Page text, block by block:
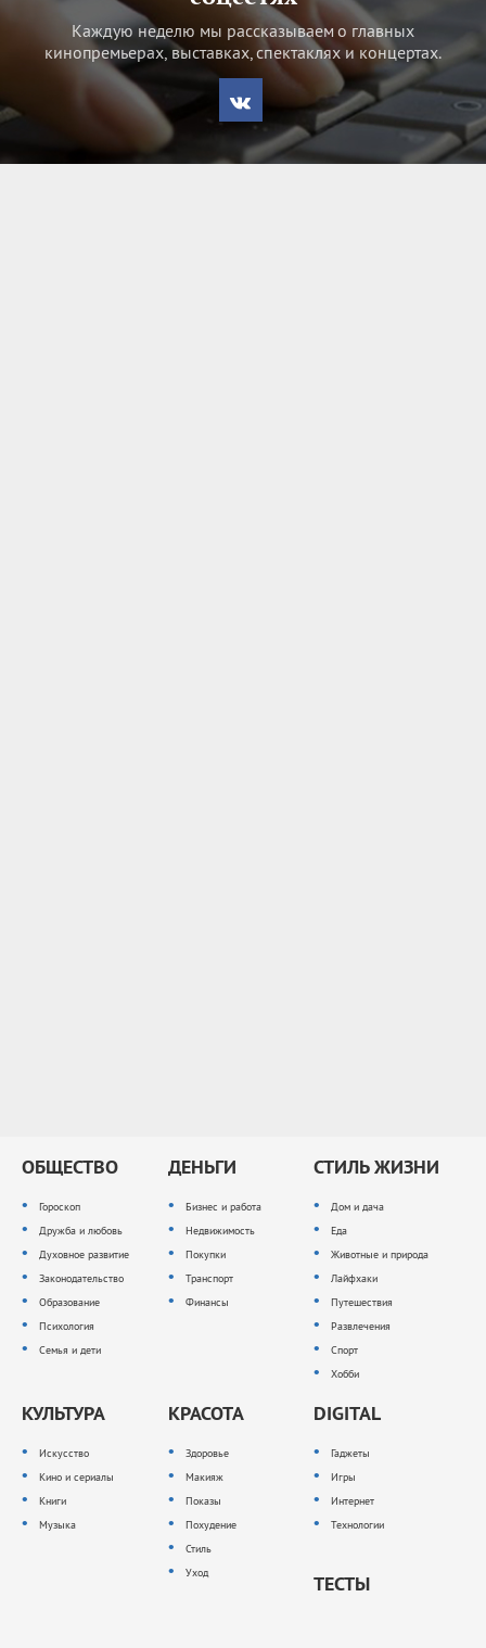
Каждую неделю мы рассказываем о главных
кинопремьерах, выставках, спектаклях и концертах.
ОБЩЕСТВО
Гороскоп
Дружба и любовь
Духовное развитие
Законодательство
Образование
Психология
Семья и дети
ДЕНЬГИ
Бизнес и работа
Недвижимость
Покупки
Транспорт
Финансы
СТИЛЬ ЖИЗНИ
Дом и дача
Еда
Животные и природа
Лайфхаки
Путешествия
Развлечения
Спорт
Хобби
КУЛЬТУРА
Искусство
Кино и сериалы
Книги
Музыка
КРАСОТА
Здоровье
Макияж
Показы
Похудение
Стиль
Уход
DIGITAL
Гаджеты
Игры
Интернет
Технологии
ТЕСТЫ